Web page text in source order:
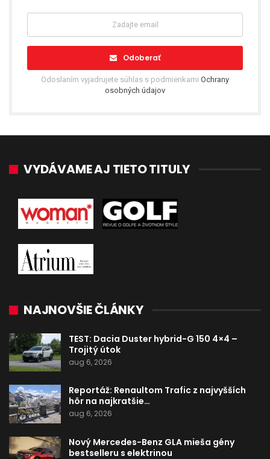
Odoberať
Odoslaním vyjadrujete súhlas s podmienkami Ochrany
osobných údajov
VYDÁVAME AJ TIETO TITULY
NAJNOVŠIE ČLÁNKY
TEST: Dacia Duster hybrid-G 150 4×4 –
Trojitý útok
aug 6, 2026
Reportáž: Renaultom Trafic z najvyšších
hôr na najkratšie…
aug 6, 2026
Nový Mercedes-Benz GLA mieša gény
bestselleru s elektrinou